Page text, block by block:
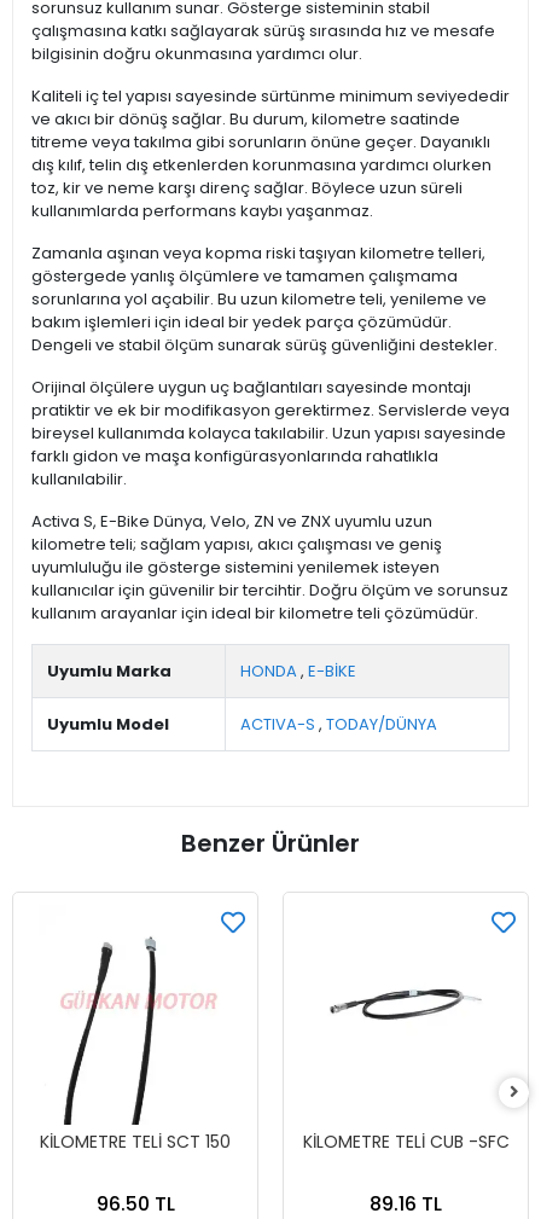
sorunsuz kullanım sunar. Gösterge sisteminin stabil
çalışmasına katkı sağlayarak sürüş sırasında hız ve mesafe
bilgisinin doğru okunmasına yardımcı olur.
Kaliteli iç tel yapısı sayesinde sürtünme minimum seviyededir
ve akıcı bir dönüş sağlar. Bu durum, kilometre saatinde
titreme veya takılma gibi sorunların önüne geçer. Dayanıklı
dış kılıf, telin dış etkenlerden korunmasına yardımcı olurken
toz, kir ve neme karşı direnç sağlar. Böylece uzun süreli
kullanımlarda performans kaybı yaşanmaz.
Zamanla aşınan veya kopma riski taşıyan kilometre telleri,
göstergede yanlış ölçümlere ve tamamen çalışmama
sorunlarına yol açabilir. Bu uzun kilometre teli, yenileme ve
bakım işlemleri için ideal bir yedek parça çözümüdür.
Dengeli ve stabil ölçüm sunarak sürüş güvenliğini destekler.
Orijinal ölçülere uygun uç bağlantıları sayesinde montajı
pratiktir ve ek bir modifikasyon gerektirmez. Servislerde veya
bireysel kullanımda kolayca takılabilir. Uzun yapısı sayesinde
farklı gidon ve maşa konfigürasyonlarında rahatlıkla
kullanılabilir.
Activa S, E-Bike Dünya, Velo, ZN ve ZNX uyumlu uzun
kilometre teli; sağlam yapısı, akıcı çalışması ve geniş
uyumluluğu ile gösterge sistemini yenilemek isteyen
kullanıcılar için güvenilir bir tercihtir. Doğru ölçüm ve sorunsuz
kullanım arayanlar için ideal bir kilometre teli çözümüdür.
Uyumlu Marka HONDA, E-BİKE
Uyumlu Model ACTIVA-S , TODAY/DÜNYA
Benzer Ürünler
KİLOMETRE TELİ SCT 150
96.50 TL
KİLOMETRE TELİ CUB -SFC
89.16 TL